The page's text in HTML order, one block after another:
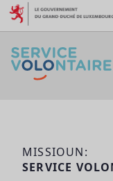
Skip to content
MISSIOUN:
SERVICE